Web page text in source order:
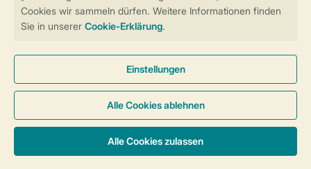
Sicherstellung Deiner Privatsphäre
Cookies und Banner
Barrierefreiheit
© 2026 Landal GreenParks GmbH